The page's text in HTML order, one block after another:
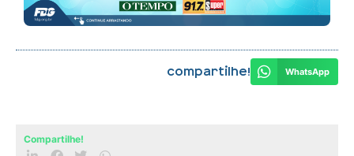
Compartilhe! WhatsApp
Compartilhe!